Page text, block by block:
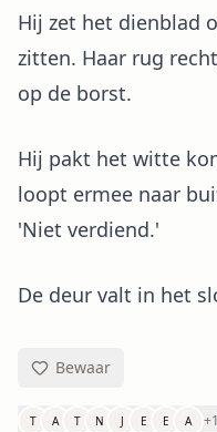
Hij zet het dienblad
zitten. Haar rug
op de borst.
Hij pakt het witte
loopt ermee naar
'Niet verdiend.'
De deur valt in het
Bewaar
T A T N J E E A +1